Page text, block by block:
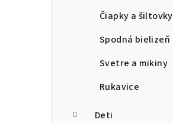
Čiapky a šiltovky
Spodná bielizeň
Svetre a mikiny
Rukavice
Deti